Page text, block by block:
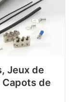
Jeux de
de